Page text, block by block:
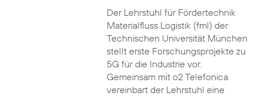
Der Lehrstuhl für Fördertechnik
Materialfluss Logistik (fml) der
Technischen Universität München
stellt erste Forschungsprojekte zu
5G für die Industrie vor.
Gemeinsam mit o2 Telefonica
vereinbart der Lehrstuhl eine